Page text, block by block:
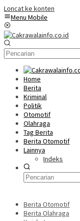
Loncat ke konten
Menu Mobile
Home
Berita
Kriminal
Politik
Otomotif
Olahraga
Tag Berita
Berita Otomotif
Lainnya
Indeks
Berita Otomotif
Berita Olahraga